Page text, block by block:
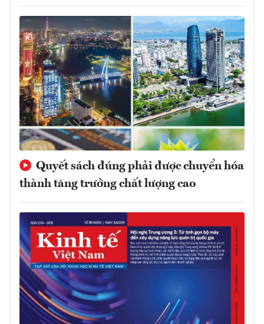
Quyết sách đúng phải được chuyển hóa
thành tăng trưởng chất lượng cao